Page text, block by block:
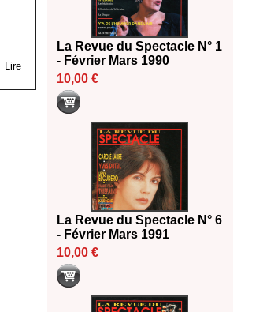
Lire
La Revue du Spectacle N° 1
- Février Mars 1990
10,00 €
La Revue du Spectacle N° 6
- Février Mars 1991
10,00 €